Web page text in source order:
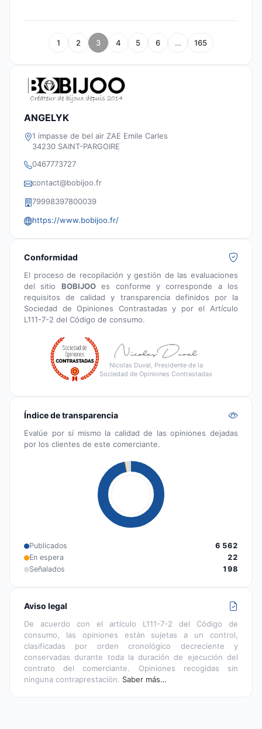
1 2 3 4 5 6 … 165
ANGELYK
1 impasse de bel air ZAE Emile Carles
34230 SAINT-PARGOIRE
0467773727
contact@bobijoo.fr
79998397800039
https://www.bobijoo.fr/
Conformidad
El proceso de recopilación y gestión de las evaluaciones
del sitio BOBIJOOes conforme y corresponde a los
requisitos de calidad y transparencia definidos por la
Sociedad de Opiniones Contrastadas y por el Artículo
L111-7-2 del Código de consumo.
Nicolas Duval, Presidente de la
Sociedad de Opiniones Contrastadas
Índice de transparencia
Evalúe por sí mismo la calidad de las opiniones dejadas
por los clientes de este comerciante.
Publicados
6 562
En espera
22
Señalados
198
Aviso legal
De acuerdo con el artículo L111-7-2 del Código de
consumo, las opiniones están sujetas a un control,
clasificadas por orden cronológico decreciente y
conservadas durante toda la duración de ejecución del
contrato del comerciante. Opiniones recogidas sin
ninguna contraprestación. Saber más…